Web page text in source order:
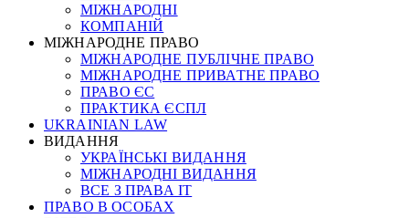
МІЖНАРОДНІ
КОМПАНІЙ
МІЖНАРОДНЕ ПРАВО
МІЖНАРОДНЕ ПУБЛІЧНЕ ПРАВО
МІЖНАРОДНЕ ПРИВАТНЕ ПРАВО
ПРАВО ЄС
ПРАКТИКА ЄСПЛ
UKRAINIAN LAW
ВИДАННЯ
УКРАЇНСЬКІ ВИДАННЯ
МІЖНАРОДНІ ВИДАННЯ
ВСЕ З ПРАВА ІТ
ПРАВО В ОСОБАХ